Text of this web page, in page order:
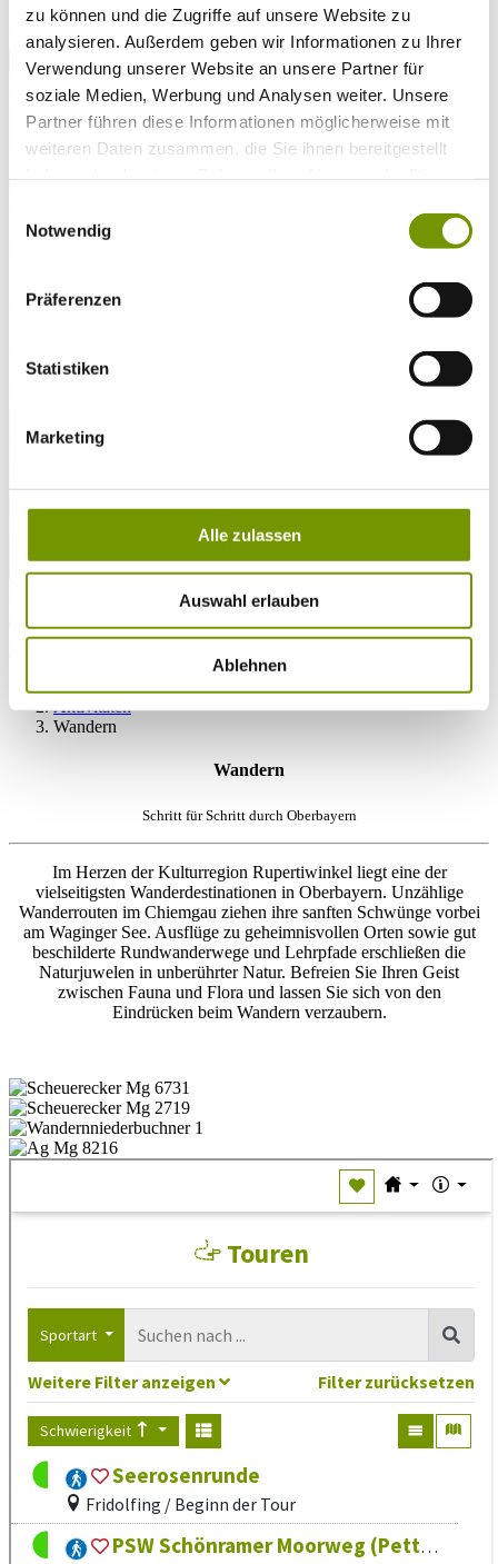
zu können und die Zugriffe auf unsere Website zu
analysieren. Außerdem geben wir Informationen zu Ihrer
Verwendung unserer Website an unsere Partner für
soziale Medien, Werbung und Analysen weiter. Unsere
Partner führen diese Informationen möglicherweise mit
weiteren Daten zusammen, die Sie ihnen bereitgestellt
Notwendig
Präferenzen
Statistiken
Marketing
Alle zulassen
Auswahl erlauben
Ablehnen
* Plichtfeld
VOLLTEXTSUCHE
WETTER & WASSERTEMPERATUR
Heute
Leichte Regenfälle 21°C
Morgen
25°C
26°C
27°CWaginger Segelclub
Tel. +49 (0) 86 81/3 13
Urlaubsplanung
Aktivitäten
Wandern
Wandern
Schritt für Schritt durch Oberbayern
Im Herzen der Kulturregion Rupertiwinkel liegt eine der
vielseitigsten Wanderdestinationen in Oberbayern. Unzählige
Wanderrouten im Chiemgau ziehen ihre sanften Schwünge vorbei
am Waginger See. Ausflüge zu geheimnisvollen Orten sowie gut
beschilderte Rundwanderwege und Lehrpfade erschließen die
Naturjuwelen in unberührter Natur. Befreien Sie Ihren Geist
zwischen Fauna und Flora und lassen Sie sich von den
Eindrücken beim Wandern verzaubern.